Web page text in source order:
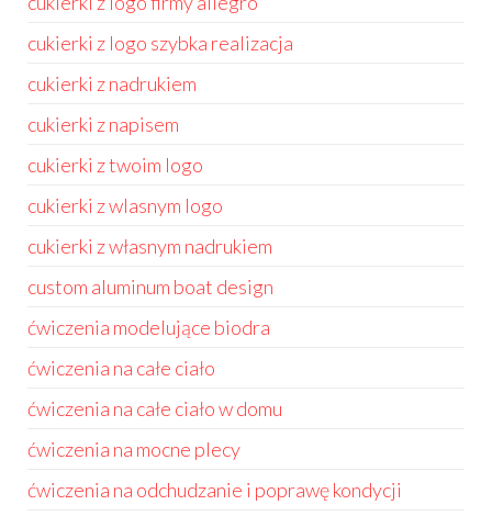
cukierki z logo szybka realizacja
cukierki z nadrukiem
cukierki z napisem
cukierki z twoim logo
cukierki z wlasnym logo
cukierki z własnym nadrukiem
custom aluminum boat design
ćwiczenia modelujące biodra
ćwiczenia na całe ciało
ćwiczenia na całe ciało w domu
ćwiczenia na mocne plecy
ćwiczenia na odchudzanie i poprawę kondycji